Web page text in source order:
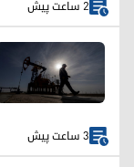
2 ساعت پیش
3 ساعت پیش